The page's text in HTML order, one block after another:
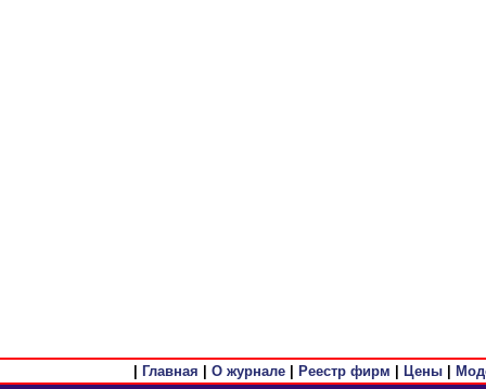
Главная О журнале| Реестр фирм Цены|